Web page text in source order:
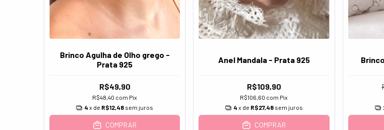
Brinco Agulha de Olho grego -
Prata 925
R$49,90
R$48,40 com Pix
4 x de R$12,48 sem juros
COMPRAR
Anel Mandala - Prata 925
R$109,90
R$106,60 com Pix
4 x de R$27,48 sem juros
COMPRAR